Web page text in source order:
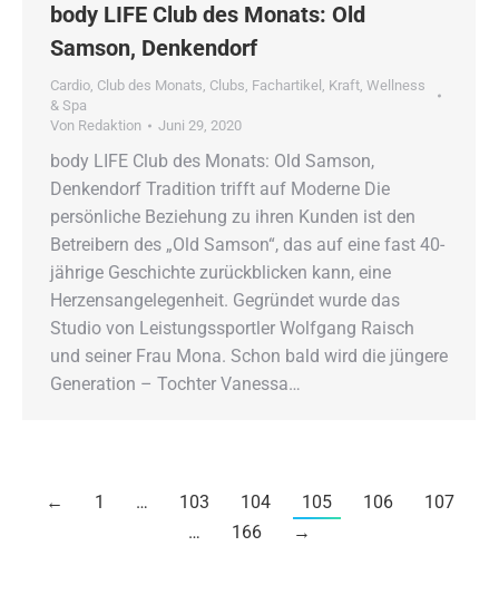
body LIFE Club des Monats: Old
Samson, Denkendorf
Cardio, Club des Monats, Clubs, Fachartikel , Kraft, Wellness
& Spa
Von Redaktion Juni 29, 2020
body LIFE Club des Monats: Old Samson,
Denkendorf Tradition trifft auf Moderne Die
persönliche Beziehung zu ihren Kunden ist den
Betreibern des „Old Samson“, das auf eine fast 40-
jährige Geschichte zurückblicken kann, eine
Herzensangelegenheit. Gegründet wurde das
Studio von Leistungssportler Wolfgang Raisch
und seiner Frau Mona. Schon bald wird die jüngere
Generation – Tochter Vanessa…
← 1 … 103 104 105 106
107
…
166 →